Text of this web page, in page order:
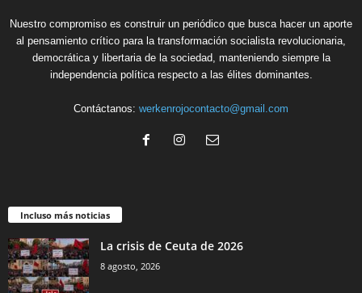
Nuestro compromiso es construir un periódico que busca hacer un aporte
al pensamiento crítico para la transformación socialista revolucionaria,
democrática y libertaria de la sociedad, manteniendo siempre la
independencia política respecto a las élites dominantes.
Contáctanos: werkenrojocontacto@gmail.com
Incluso más noticias
La crisis de Ceuta de 2026
8 agosto, 2026